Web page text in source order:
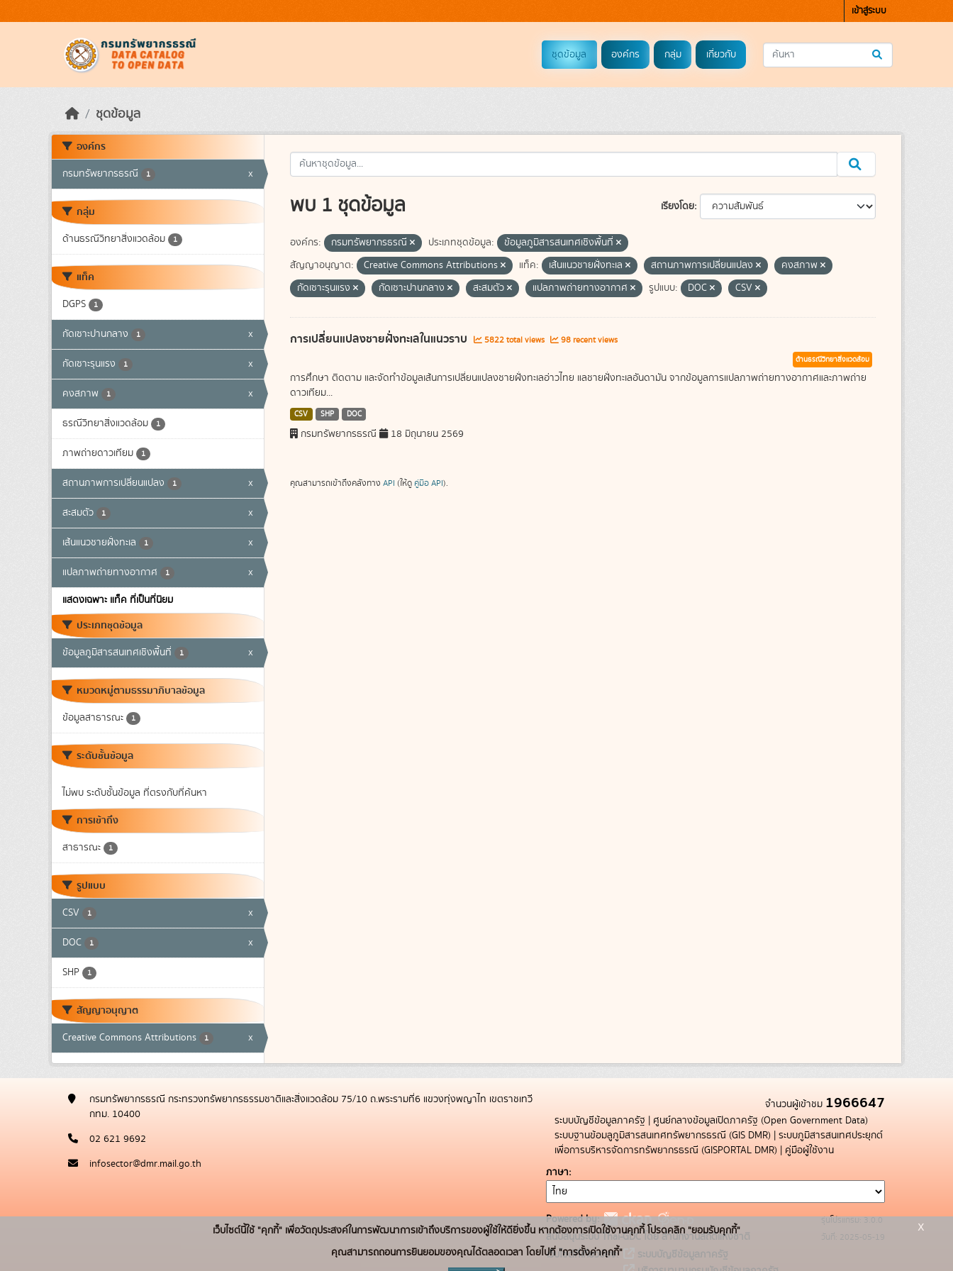
เข้าสู่ระบบ
ชุดข้อมูล องค์กร กลุ่ม เกี่ยวกับ
ชุดข้อมูล
องค์กร
กรมทรัพยากรธรณี 1 x
กลุ่ม
ด้านธรณีวิทยาสิ่งแวดล้อม 1
แท็ค
DGPS 1
กัดเซาะปานกลาง 1 x
กัดเซาะรุนแรง 1 x
คงสภาพ 1 x
ธรณีวิทยาสิ่งแวดล้อม 1
ภาพถ่ายดาวเทียม 1
สถานภาพการเปลี่ยนแปลง 1 x
สะสมตัว 1 x
เส้นแนวชายฝั่งทะเล 1 x
แปลภาพถ่ายทางอากาศ 1
x
แสดงเฉพาะ แท็ค ที่เป็นที่นิยม
ประเภทชุดข้อมูล
ข้อมูลภูมิสารสนเทศเชิงพื้นที่ 1 x
หมวดหมู่ตามธรรมาภิบาลข้อมูล
ข้อมูลสาธารณะ 1
ระดับชั้นข้อมูล
ไม่พบ ระดับชั้นข้อมูล ที่ตรงกับที่ค้นหา
การเข้าถึง
สาธารณะ 1
รูปแบบ
CSV 1 x
DOC 1 x
SHP 1
สัญญาอนุญาต
Creative Commons Attributions 1 x
เรียงโดย
พบ 1 ชุดข้อมูล
องค์กร: กรมทรัพยากรธรณี ประเภทชุดข้อมูล:
ข้อมูลภูมิสารสนเทศเชิงพื้นที่
สัญญาอนุญาต:
Creative Commons Attributions แท็ค: เส้นแนวชายฝั่งทะเล สถานภาพการเปลี่ยนแปลง
คงสภาพ
กัดเซาะรุนแรง
กัดเซาะปานกลาง สะสมตัว แปลภาพถ่ายทางอากาศ รูปแบบ: DOC CSV
การเปลี่ยนแปลงชายฝั่งทะเลในแนวราบ 5822 total views 98 recent views
ด้านธรณีวิทยาสิ่งแวดล้อม
การศึกษา ติดตาม และจัดทำข้อมูลเส้นการเปลี่ยนแปลงชายฝั่งทะเลอ่าวไทย แลชายฝั่งทะเลอันดามัน จากข้อมูลการแปลภาพถ่ายทางอากาศและภาพถ่าย
ดาวเทียม...
CSV SHP DOC
กรมทรัพยากรธรณี 18 มิถุนายน 2569
คุณสามารถเข้าถึงคลังทาง API (ให้ดู คู่มือ API).
กรมทรัพยากรธรณี กระทรวงทรัพยากรธรรมชาติและสิ่งแวดล้อม 75/10 ถ.พระรามที่6 แขวงทุ่งพญาไท เขตราชเทวี
กทม. 10400
02 621 9692
infosector@dmr.mail.go.th
จำนวนผู้เข้าชม 1966647
ระบบบัญชีข้อมูลภาครัฐ | ศูนย์กลางข้อมูลเปิดภาครัฐ (Open Government Data)
ระบบฐานข้อมลูภูมิสารสนเทศทรัพยากรธรณี (GIS DMR) | ระบบภูมิสารสนเทศประยุกต์
เพื่อการบริหารจัดการทรัพยากรธรณี (GISPORTAL DMR) | คู่มือผู้ใช้งาน
ภาษา
Powered by:
สนับสนุนระบบ Thai-GDC โดย สำนักงานสถิติแห่งชาติ
เว็บไซต์ที่เกี่ยวข้อง:
ระบบบัญชีข้อมูลภาครัฐ
รุ่นโปรแกรม: 3.0.0
วันที่: 2025-05-19
เว็บไซต์นี้ใช้ "คุกกี้" เพื่อวัตถุประสงค์ในการพัฒนาการเข้าถึงบริการของผู้ใช้ให้ดียิ่งขึ้น หากต้องการเปิดใช้งานคุกกี้ โปรดคลิก "ยอมรับคุกกี้"
คุณสามารถถอนการยินยอมของคุณได้ตลอดเวลา โดยไปที่ "การตั้งค่าคุกกี้"
x